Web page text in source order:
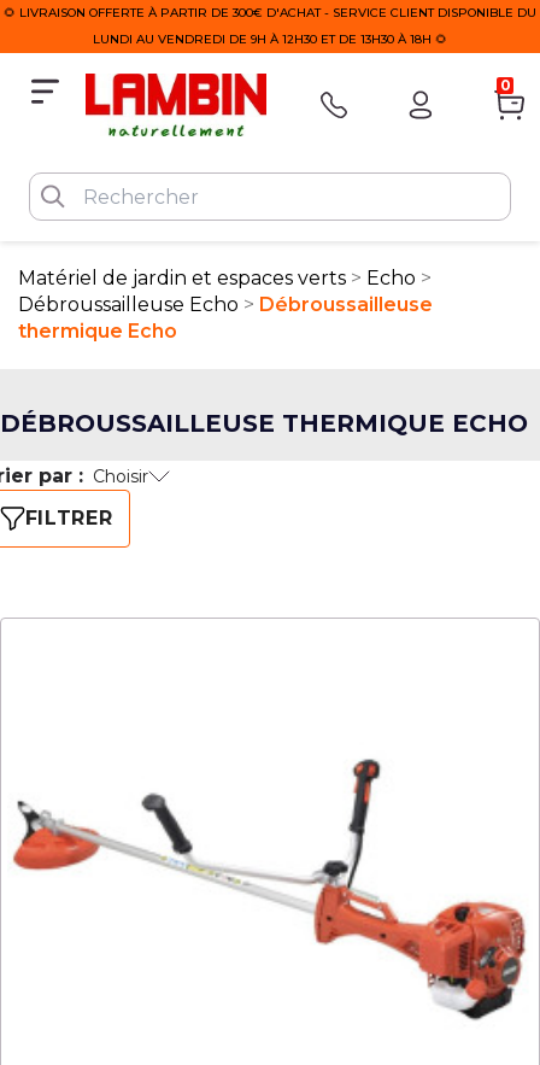
🌻 LIVRAISON OFFERTE À PARTIR DE 300€ D'ACHAT - SERVICE CLIENT DISPONIBLE DU
LUNDI AU VENDREDI DE 9H À 12H30 ET DE 13H30 À 18H 🌻
0
Matériel de jardin et espaces verts
Echo
Débroussailleuse Echo
Débroussailleuse
thermique Echo
DÉBROUSSAILLEUSE THERMIQUE ECHO
par : Choisir
FILTRER